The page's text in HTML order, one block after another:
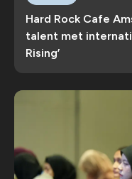
Hard Rock Cafe
talent met
Rising’